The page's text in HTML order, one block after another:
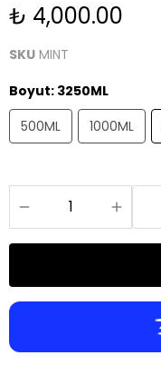
₺ 4,000.00
SKU MINT
Boyut: 3250ML
500ML
1000ML